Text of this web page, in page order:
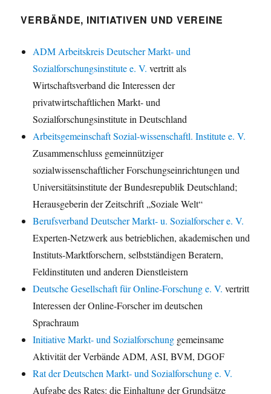
VERBÄNDE, INITIATIVEN UND VEREINE
ADM Arbeitskreis Deutscher Markt- und
Sozialforschungsinstitute e. V. vertritt als
Wirtschaftsverband die Interessen der
privatwirtschaftlichen Markt- und
Sozialforschungsinstitute in Deutschland
Arbeitsgemeinschaft Sozial-wissenschaftl. Institute e. V.
Zusammenschluss gemeinnütziger
sozialwissenschaftlicher Forschungseinrichtungen und
Universitätsinstitute der Bundesrepublik Deutschland;
Herausgeberin der Zeitschrift „Soziale Welt“
Berufsverband Deutscher Markt- u. Sozialforscher e. V.
Experten-Netzwerk aus betrieblichen, akademischen und
Instituts-Marktforschern, selbstständigen Beratern,
Feldinstituten und anderen Dienstleistern
Deutsche Gesellschaft für Online-Forschung e. V. vertritt
Interessen der Online-Forscher im deutschen
Sprachraum
Initiative Markt- und Sozialforschung gemeinsame
Aktivität der Verbände ADM, ASI, BVM, DGOF
Rat der Deutschen Markt- und Sozialforschung e. V.
Aufgabe des Rates: die Einhaltung der Grundsätze